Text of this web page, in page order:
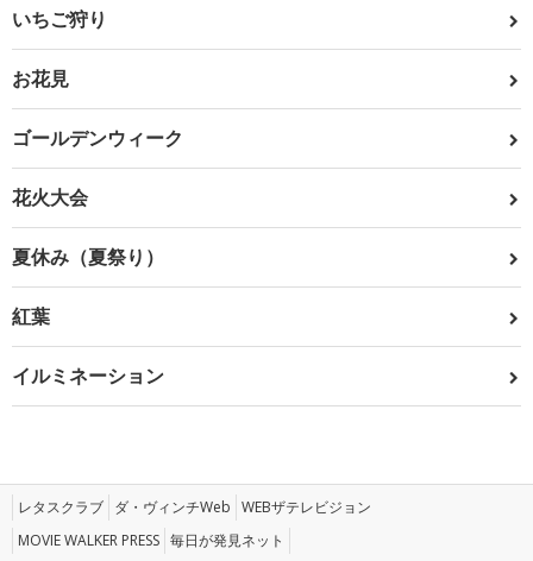
いちご狩り
お花見
ゴールデンウィーク
花火大会
夏休み（夏祭り）
紅葉
イルミネーション
レタスクラブ ダ・ヴィンチWeb WEBザテレビジョン
MOVIE WALKER PRESS 毎日が発見ネット